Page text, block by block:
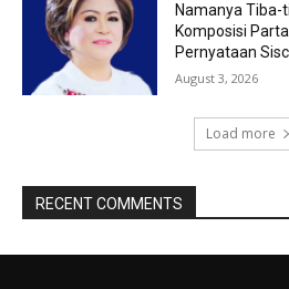
Namanya Tiba-
Komposisi
Pernyataan
August 3, 2026
Load more
RECENT COMMENTS